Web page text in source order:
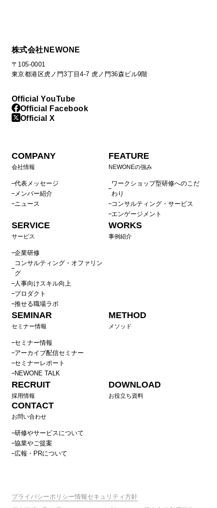
株式会社NEWONE
〒105-0001
東京都港区虎ノ門3丁目4-7 虎ノ門36森ビル9階
Official YouTube
Official Facebook
Official X
COMPANY
会社情報
代表メッセージ
メンバー紹介
ニュース
FEATURE
NEWONEの強み
ワークショップ型研修へのこだ
わり
コンサルティング・サービス
エンゲージメント
SERVICE
サービス
企業研修
コンサルティング・オファリン
グ
人事向けスキル向上
プロダクト
推せる職場ラボ
WORKS
事例紹介
SEMINAR
セミナー情報
セミナー情報
アーカイブ配信セミナー
セミナーレポート
NEWONE TALK
METHOD
メソッド
RECRUIT
採用情報
DOWNLOAD
お役立ち資料
CONTACT
お問い合わせ
研修やサービスについて
協業やご提案
広報・PRについて
プライバシーポリシー情報セキュリティ方針